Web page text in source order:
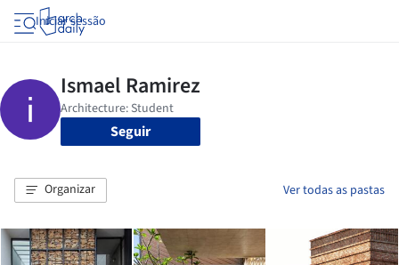
Iniciar sessão
Seguir
Organizar Ver todas as pastas